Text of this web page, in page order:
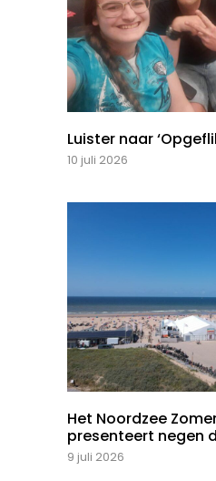
Luister naar
10 juli 2026
Het Noordzee
presenteert negen
9 juli 2026